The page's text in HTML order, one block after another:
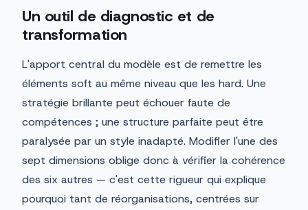
Un outil de diagnostic et de
transformation
L'apport central du modèle est de remettre les
éléments soft au même niveau que les hard. Une
stratégie brillante peut échouer faute de
compétences ; une structure parfaite peut être
paralysée par un style inadapté. Modifier l'une des
sept dimensions oblige donc à vérifier la cohérence
des six autres — c'est cette rigueur qui explique
pourquoi tant de réorganisations, centrées sur